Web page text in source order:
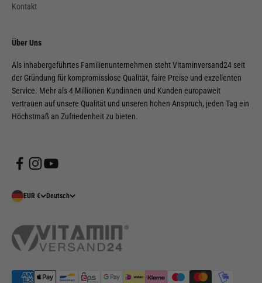
Kontakt
Über Uns
Als inhabergeführtes Familienunternehmen steht Vitaminversand24 seit
der Gründung für kompromisslose Qualität, faire Preise und exzellenten
Service. Mehr als 4 Millionen Kundinnen und Kunden europaweit
vertrauen auf unsere Qualität und unseren hohen Anspruch, jeden Tag ein
Höchstmaß an Zufriedenheit zu bieten.
EUR € Deutsch